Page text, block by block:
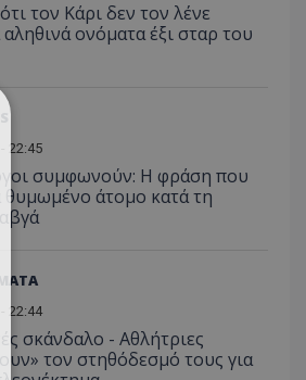
τον Κάρι δεν τον λένε
ονόματα έξι σταρ του
22:45
συμφωνούν: Η φράση που
θυμωμένο άτομο κατά τη
22:44
σκάνδαλο - Aθλήτριες
τον στηθόδεσμό τους για